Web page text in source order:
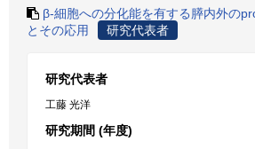
β-細胞への分化能を有する膵内外の
とその応用
研究代表者
研究代表者
工藤 光洋
研究期間 (年度)